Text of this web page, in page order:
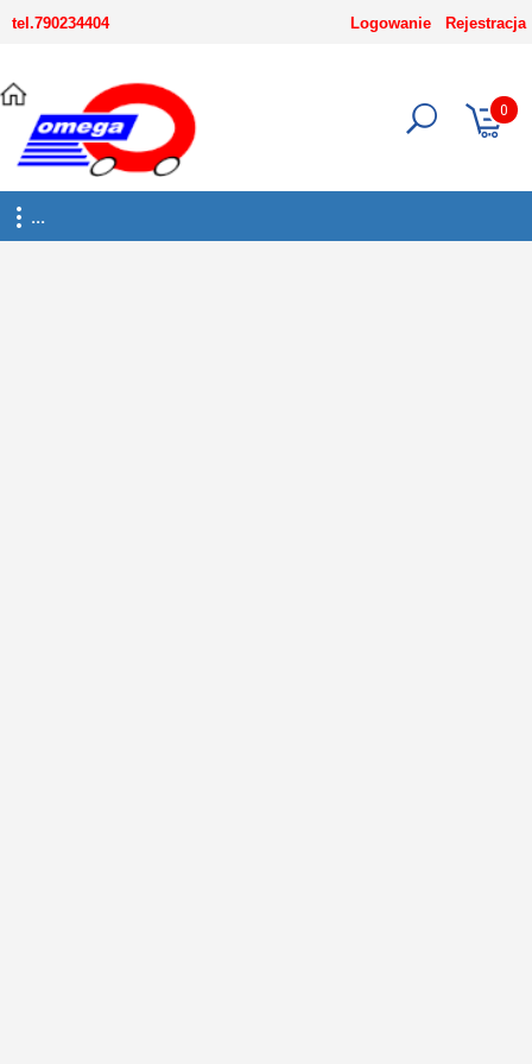
tel.790234404 Logowanie Rejestracja
0
...